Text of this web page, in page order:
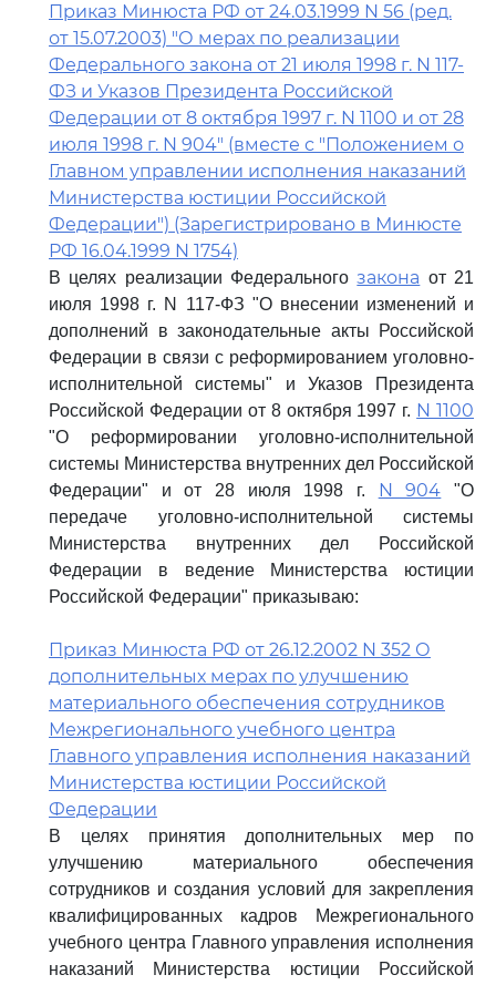
Приказ Минюста РФ от 24.03.1999 N 56 (ред.
от 15.07.2003) "О мерах по реализации
Федерального закона от 21 июля 1998 г. N 117-
ФЗ и Указов Президента Российской
Федерации от 8 октября 1997 г. N 1100 и от 28
июля 1998 г. N 904" (вместе с "Положением о
Главном управлении исполнения наказаний
Министерства юстиции Российской
Федерации") (Зарегистрировано в Минюсте
РФ 16.04.1999 N 1754)
В целях реализации Федеральногозакона от 21
июля 1998 г. N 117-ФЗ "О внесении изменений и
дополнений в законодательные акты Российской
Федерации в связи с реформированием уголовно-
исполнительной системы" и Указов Президента
Российской Федерации от 8 октября 1997 г. N 1100
"О реформировании уголовно-исполнительной
системы Министерства внутренних дел Российской
Федерации" и от 28 июля 1998 г. N 904 "О
передаче уголовно-исполнительной системы
Министерства внутренних дел Российской
Федерации в ведение Министерства юстиции
Российской Федерации" приказываю:
Приказ Минюста РФ от 26.12.2002 N 352 О
дополнительных мерах по улучшению
материального обеспечения сотрудников
Межрегионального учебного центра
Главного управления исполнения наказаний
Министерства юстиции Российской
Федерации
В целях принятия дополнительных мер по
улучшению материального обеспечения
сотрудников и создания условий для закрепления
квалифицированных кадров Межрегионального
учебного центра Главного управления исполнения
наказаний Министерства юстиции Российской